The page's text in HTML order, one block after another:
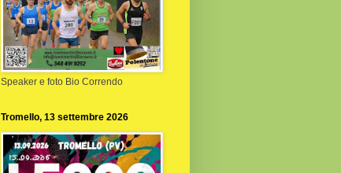
Speaker e foto Bio Correndo
Tromello, 13 settembre 2026